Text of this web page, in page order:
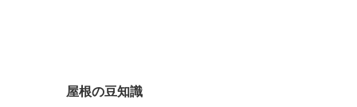
屋根の豆知識